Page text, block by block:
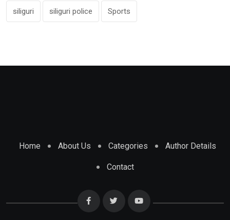
siliguri siliguri police Sports
Home About Us Categories Author Details
Contact